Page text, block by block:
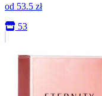
od 53.5 zł
53